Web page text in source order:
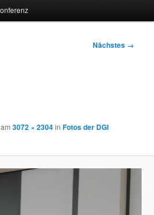
Nächstes →
am3072 × 2304inFotos der DGI